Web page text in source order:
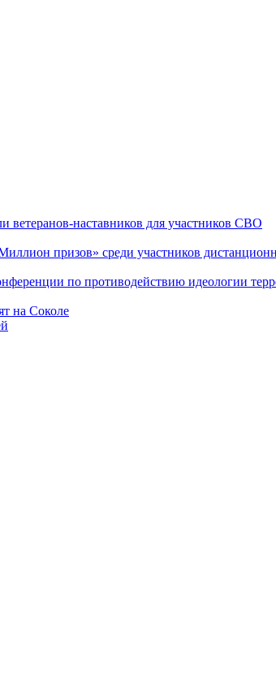
наставников для участников СВО
призов» среди участников
по противодействию идеологии
на Соколе